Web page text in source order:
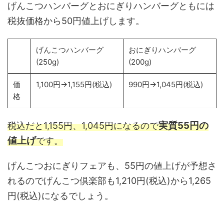
げんこつハンバーグとおにぎりハンバーグともには
税抜価格から50円値上げします。
げんこつハンバーグ
(250g)
おにぎりハンバーグ
(200g)
価
格
1,100円→1,155円(税込) 990円→1,045円(税込)
税込だと1,155円、1,045円になるので実質55円の
値上げです。
げんこつおにぎりフェアも、55円の値上げが予想さ
れるのでげんこつ倶楽部も1,210円(税込)から1,265
円(税込)になるでしょう。